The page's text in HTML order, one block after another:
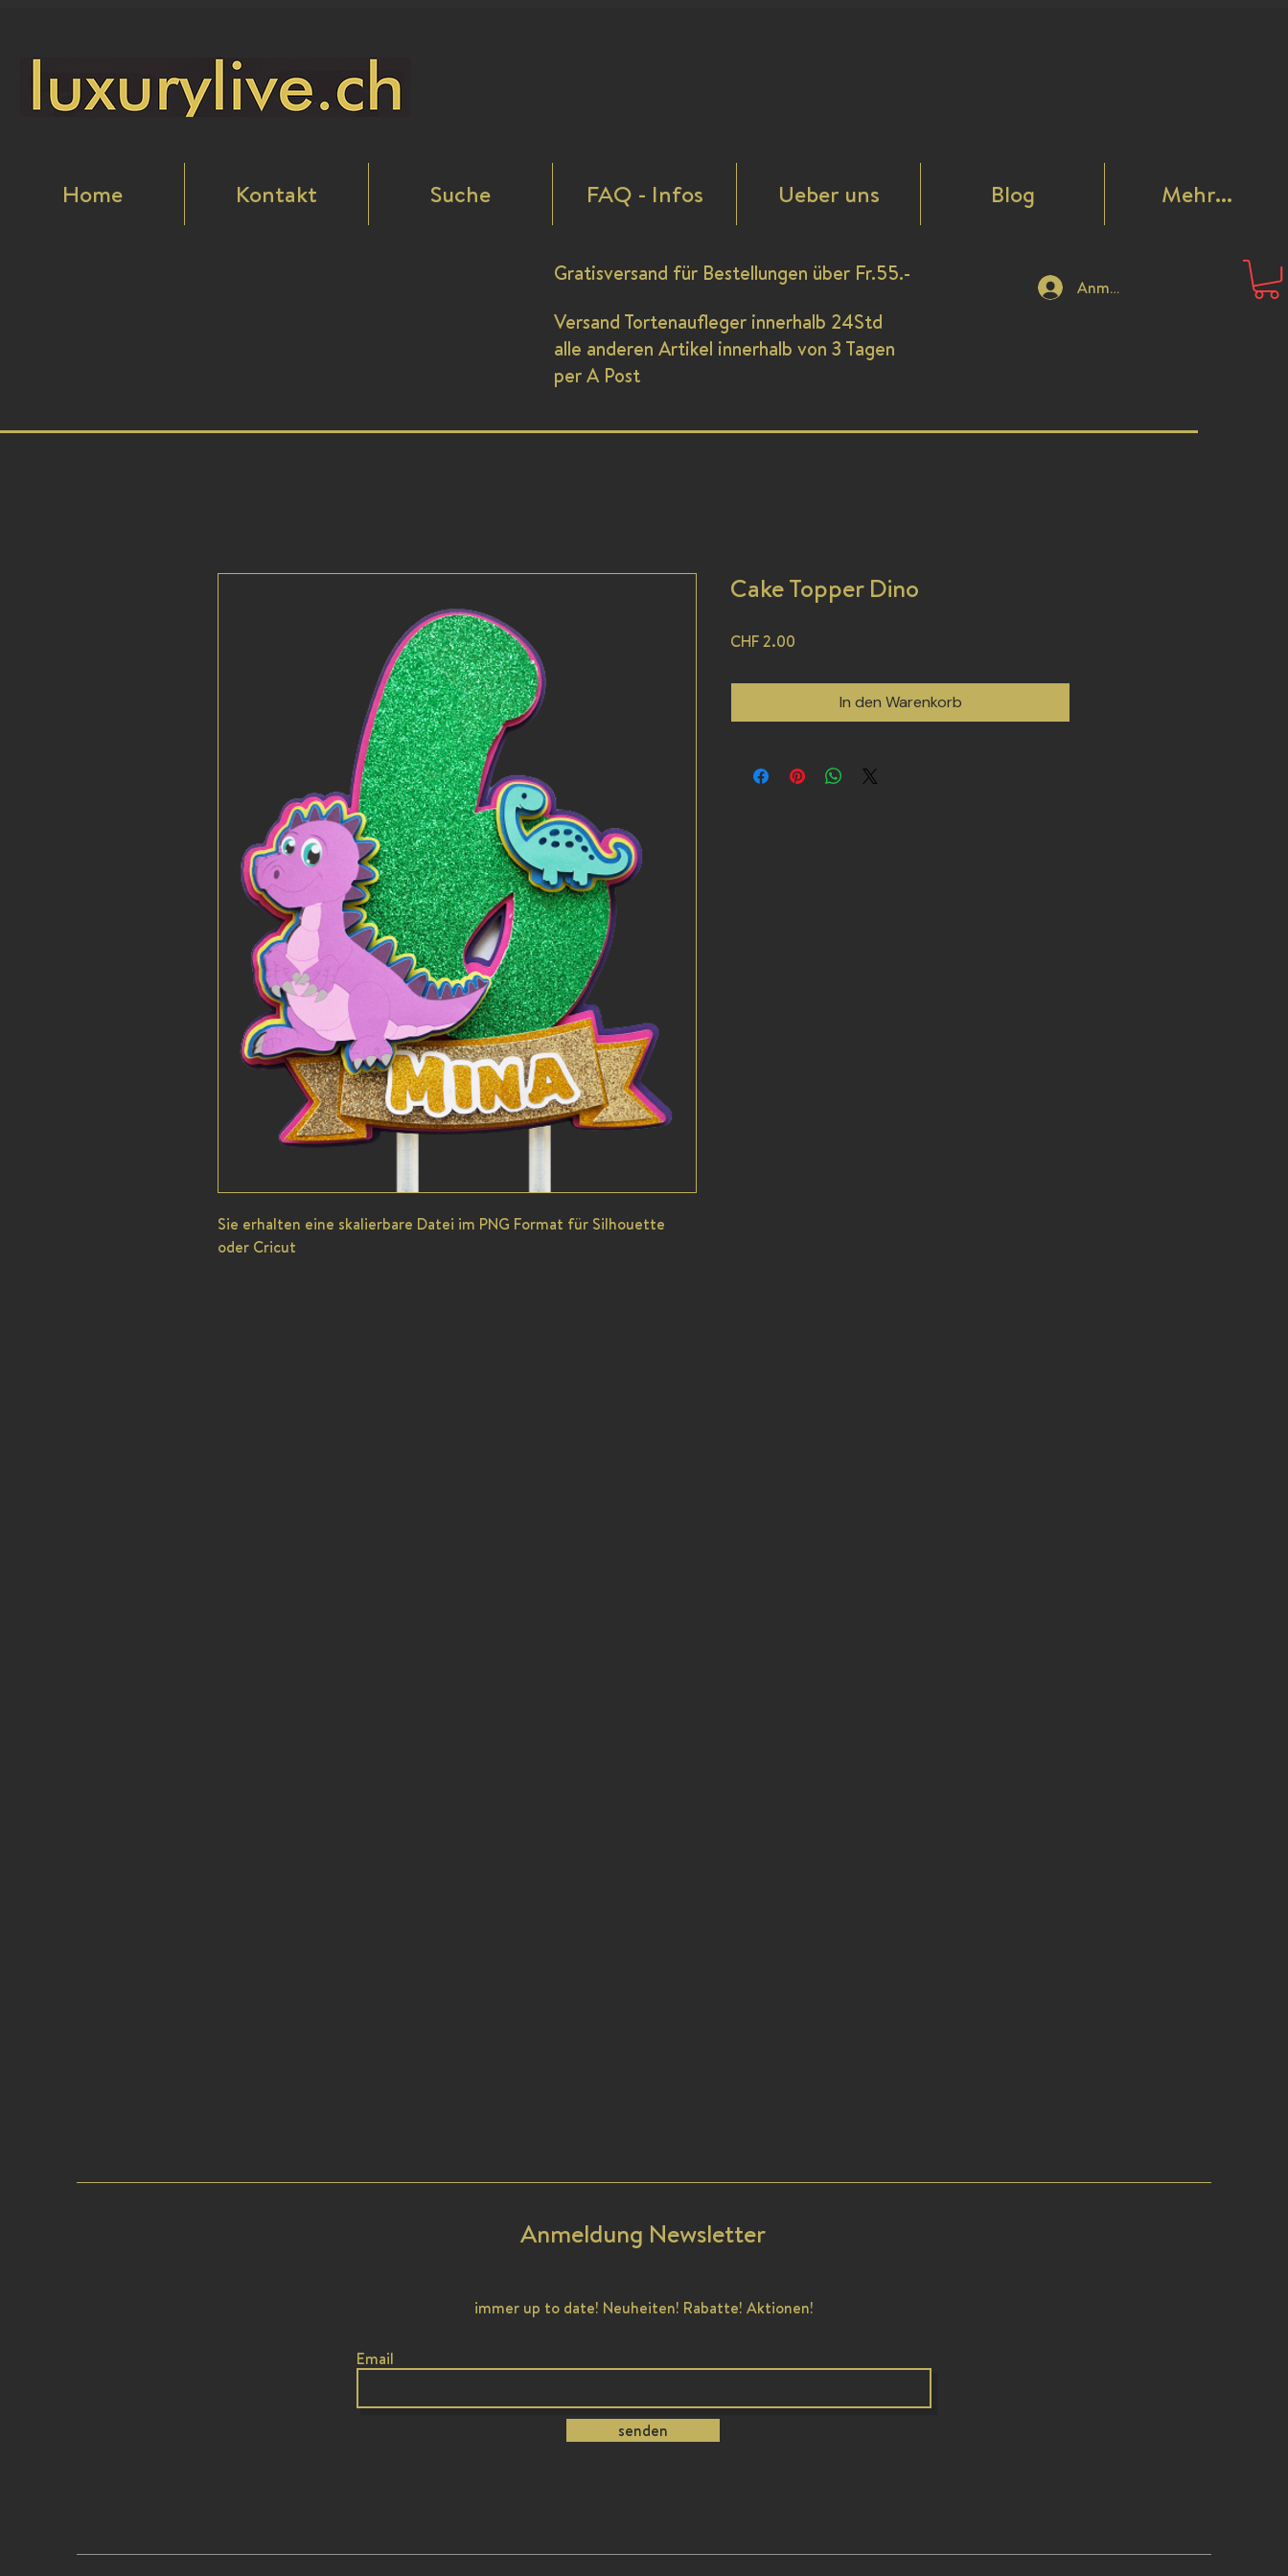
Gratisversand für Bestellungen über Fr.55.-
Versand Tortenaufleger innerhalb 24Std
alle anderen Artikel innerhalb von 3 Tagen
per A Post
Anmelden
Home Kontakt Suche FAQ - Infos Ueber uns Blog Mehr...
Sie erhalten eine skalierbare Datei im PNG Format für Silhouette
oder Cricut
Cake Topper Dino
CHF 2.00
In den Warenkorb
Anmeldung Newsletter
immer up to date! Neuheiten! Rabatte! Aktionen!
Email
senden